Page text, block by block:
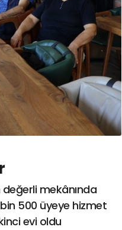
değerli mekânında
500 üyeye hizmet
evi oldu